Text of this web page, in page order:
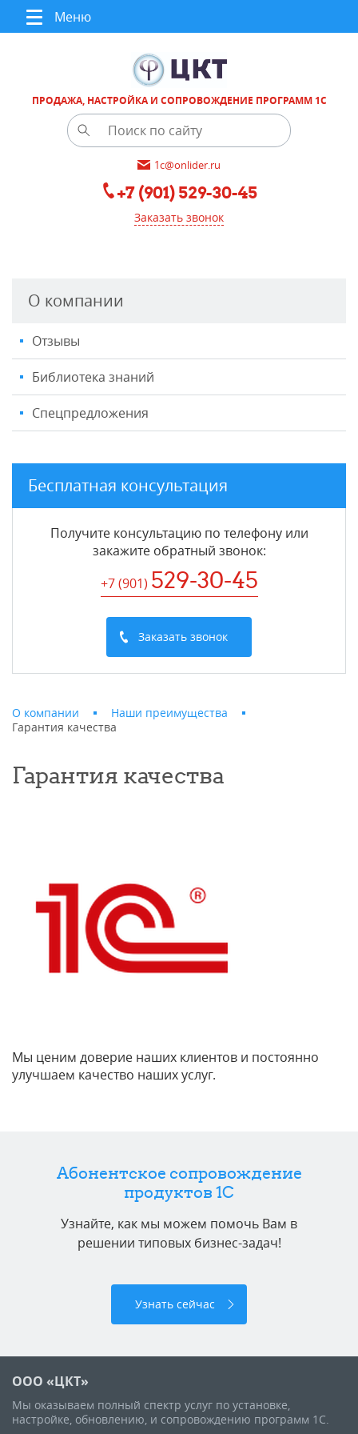
Меню
ПРОДАЖА, НАСТРОЙКА И СОПРОВОЖДЕНИЕ ПРОГРАММ 1С
1c@onlider.ru
+7 (901) 529-30-45
Заказать звонок
О компании
Отзывы
Библиотека знаний
Спецпредложения
Бесплатная консультация
Получите консультацию по телефону или
закажите обратный звонок:
+7 (901) 529-30-45
Заказать звонок
О компании
Наши преимущества
Гарантия качества
Гарантия качества
Мы ценим доверие наших клиентов и постоянно
улучшаем качество наших услуг.
Абонентское сопровождение
продуктов 1C
Узнайте, как мы можем помочь Вам в
решении типовых бизнес-задач!
Узнать сейчас
ООО «ЦКТ»
Мы оказываем полный спектр услуг по установке,
настройке, обновлению, и сопровождению программ 1С.